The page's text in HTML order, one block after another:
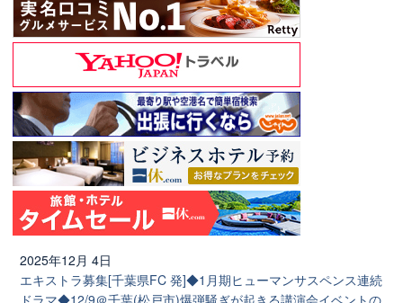
2025年12月 4日
エキストラ募集[千葉県FC 発]◆1月期ヒューマンサスペンス連続